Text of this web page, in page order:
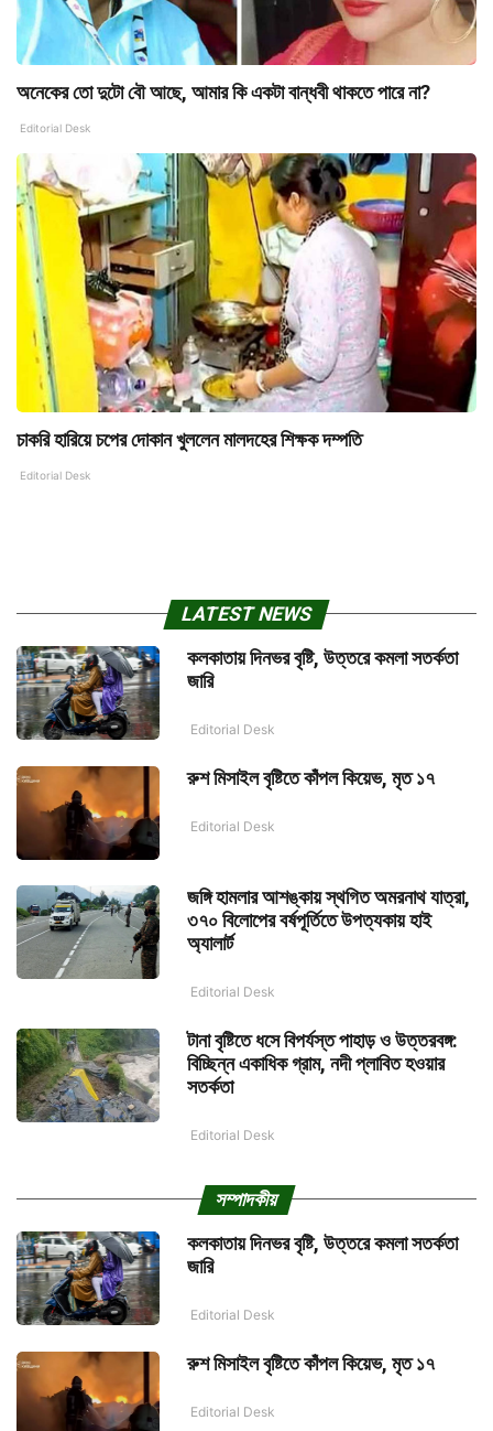
অনেকের তো দুটো বৌ আছে, আমার কি একটা বান্ধবী থাকতে পারে না?
Editorial Desk
চাকরি হারিয়ে চপের দোকান খুললেন মালদহের শিক্ষক দম্পতি
Editorial Desk
LATEST NEWS
কলকাতায় দিনভর বৃষ্টি, উত্তরে কমলা সতর্কতা
জারি
Editorial Desk
রুশ মিসাইল বৃষ্টিতে কাঁপল কিয়েভ, মৃত ১৭
Editorial Desk
জঙ্গি হামলার আশঙ্কায় স্থগিত অমরনাথ যাত্রা,
৩৭০ বিলোপের বর্ষপূর্তিতে উপত্যকায় হাই
অ্যালার্ট
Editorial Desk
টানা বৃষ্টিতে ধসে বিপর্যস্ত পাহাড় ও উত্তরবঙ্গ:
বিচ্ছিন্ন একাধিক গ্রাম, নদী প্লাবিত হওয়ার
সতর্কতা
Editorial Desk
সম্পাদকীয়
কলকাতায় দিনভর বৃষ্টি, উত্তরে কমলা সতর্কতা
জারি
Editorial Desk
রুশ মিসাইল বৃষ্টিতে কাঁপল কিয়েভ, মৃত ১৭
Editorial Desk